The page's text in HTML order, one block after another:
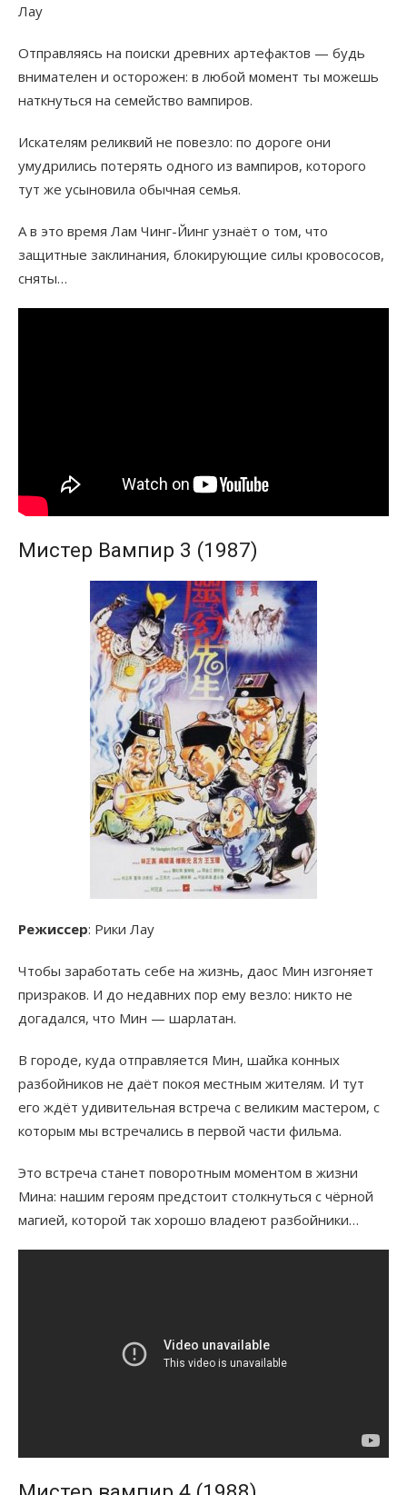
Лау
Отправляясь на поиски древних артефактов — будь
внимателен и осторожен: в любой момент ты можешь
наткнуться на семейство вампиров.
Искателям реликвий не повезло: по дороге они
умудрились потерять одного из вампиров, которого
тут же усыновила обычная семья.
А в это время Лам Чинг-Йинг узнаёт о том, что
защитные заклинания, блокирующие силы кровососов,
сняты…
Мистер Вампир 3 (1987)
Режиссер: Рики Лау
Чтобы заработать себе на жизнь, даос Мин изгоняет
призраков. И до недавних пор ему везло: никто не
догадался, что Мин — шарлатан.
В городе, куда отправляется Мин, шайка конных
разбойников не даёт покоя местным жителям. И тут
его ждёт удивительная встреча с великим мастером, с
которым мы встречались в первой части фильма.
Это встреча станет поворотным моментом в жизни
Мина: нашим героям предстоит столкнуться с чёрной
магией, которой так хорошо владеют разбойники…